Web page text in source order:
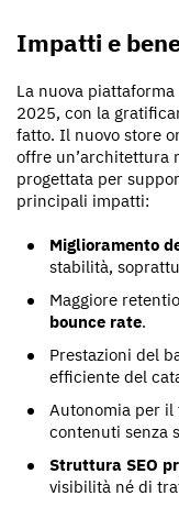
Impatti e
La nuova
2025, con la
fatto. Il nuovo store
offre un’architettura
progettata per
principali impatti:
Miglioramento
stabilità,
Maggiore
bounce rate.
Prestazioni del
efficiente del
Autonomia per il
contenuti senza
Struttura SEO
visibilità né di